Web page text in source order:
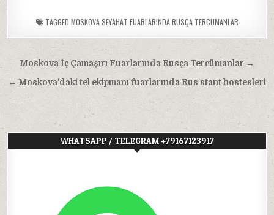
TAGGED MOSKOVA SEYAHAT FUARLARINDA RUSÇA TERCÜMANLAR
Yazı
gezinmesi
Moskova İç Çamaşırı Fuarlarında Rusça Tercümanlar →
← Moskova’daki tel ekipmanı fuarlarında Rus stant hostesleri
WHATSAPP / TELEGRAM +79167123917